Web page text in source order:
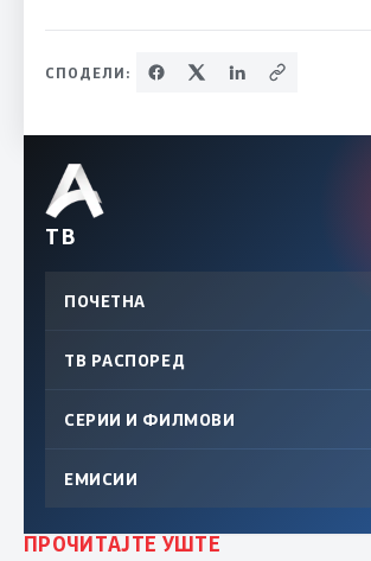
СПОДЕЛИ:
ТВ
ПОЧЕТНА
ТВ РАСПОРЕД
СЕРИИ И ФИЛМОВИ
ЕМИСИИ
ПРОЧИТАЈТЕ УШТЕ